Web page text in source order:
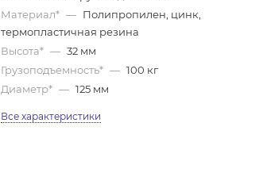
Материал* — Полипропилен, цинк,
термопластичная резина
Высота* — 32 мм
Грузоподъемность* — 100 кг
Диаметр* — 125 мм
Все характеристики